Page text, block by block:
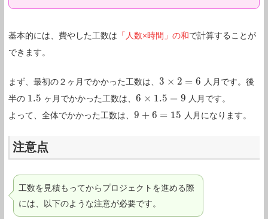
基本的には、費やした工数は 「人数×時間」の和で計算することが
できます。
まず、最初の２ヶ月でかかった工数は、 3 × 2 = 6
3 ×2 =6
人月です。後
半の 1.5
1.5 ヶ月でかかった工数は、 6 × 1.5 = 9
6×1.5=9
人月です。
よって、全体でかかった工数は、 9 + 6 = 15
9 +6=15 人月になります。
注意点
工数を見積もってからプロジェクトを進める際
には、以下のような注意が必要です。